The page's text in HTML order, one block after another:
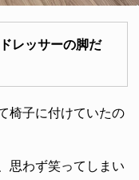
レッサーの脚だ
椅子に付けていたの
思わず笑ってしまい